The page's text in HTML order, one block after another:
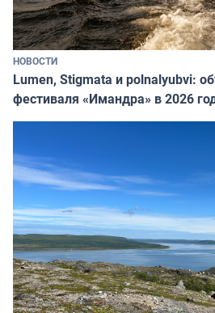
НОВОСТИ
Lumen, Stigmata и polnalyubvi:
фестиваля «Имандра» в 2026